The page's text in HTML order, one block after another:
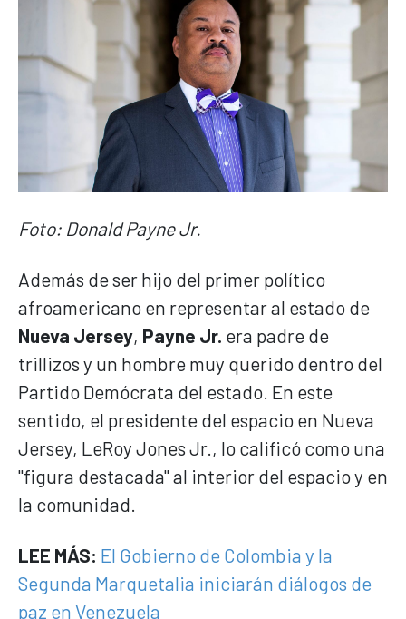
Foto: Donald Payne Jr.
Además de ser hijo del primer político
afroamericano en representar al estado de
Nueva Jersey, Payne Jr. era padre de
trillizos y un hombre muy querido dentro del
Partido Demócrata del estado. En este
sentido, el presidente del espacio en Nueva
Jersey, LeRoy Jones Jr., lo calificó como una
"figura destacada" al interior del espacio y en
la comunidad.
LEE MÁS: El Gobierno de Colombia y la
Segunda Marquetalia iniciarán diálogos de
paz en Venezuela